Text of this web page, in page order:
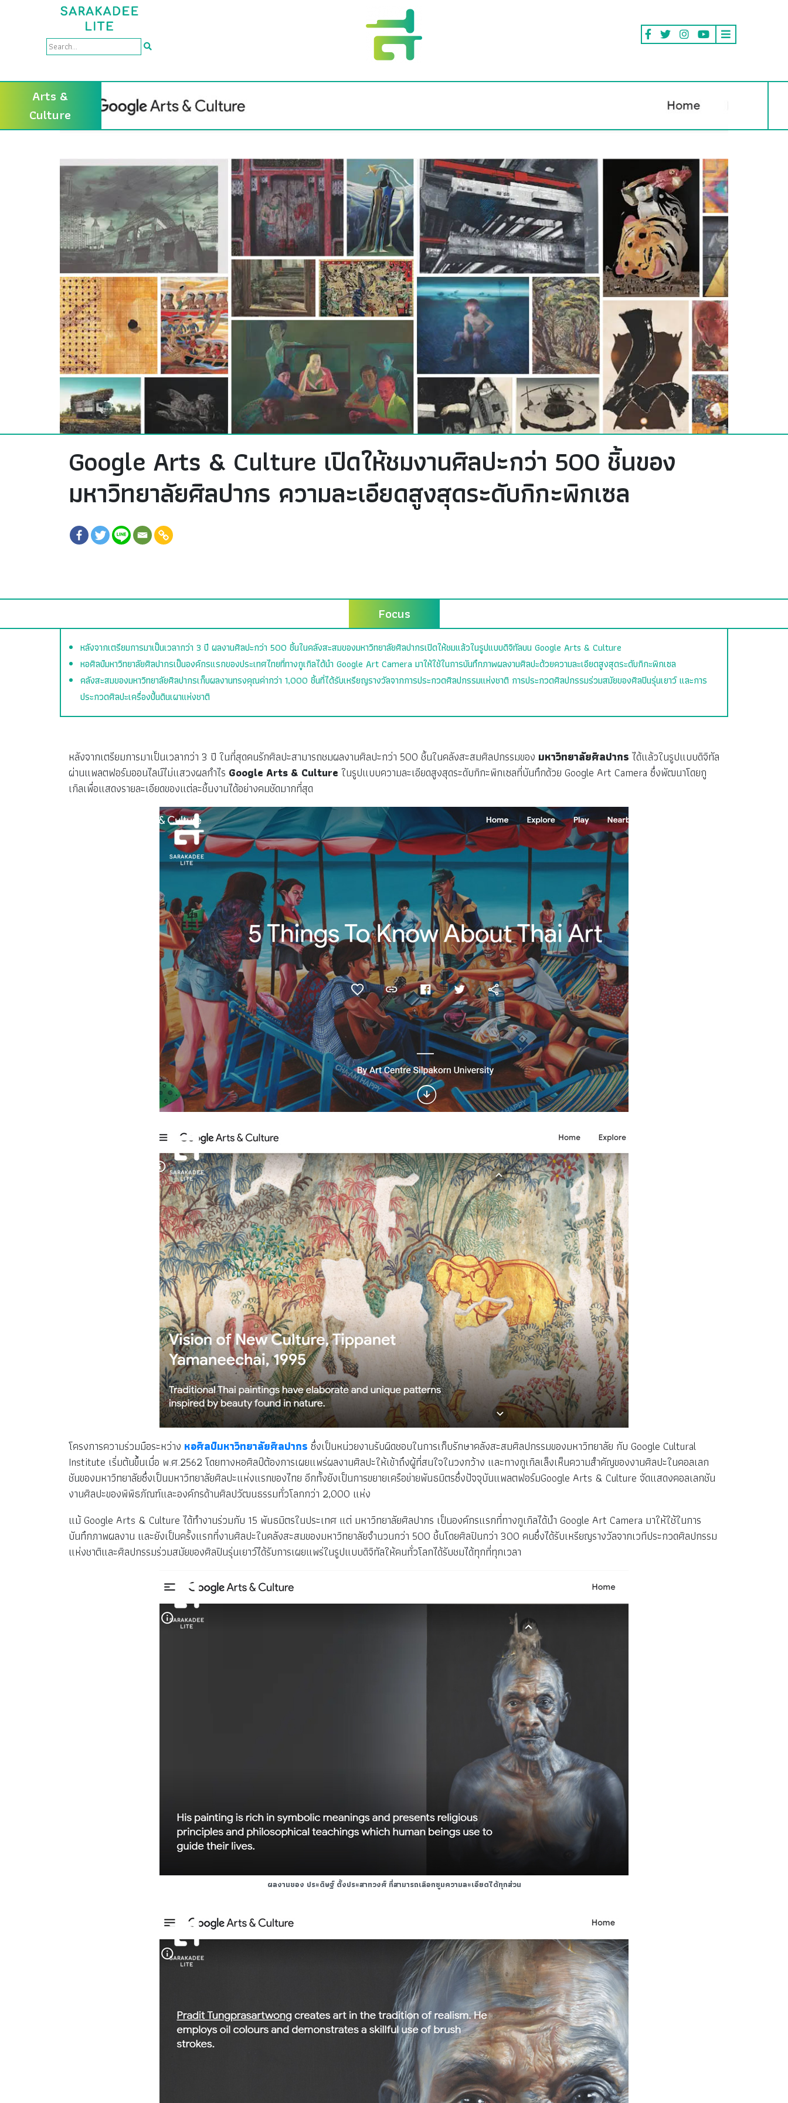
Arts &
Culture
Google Arts & Culture เปิดให้ชมงานศิลปะกว่า 500 ชิ้นของ
มหาวิทยาลัยศิลปากร ความละเอียดสูงสุดระดับกิกะพิกเซล
Focus
หลังจากเตรียมการมาเป็นเวลากว่า 3 ปี ผลงานศิลปะกว่า 500 ชิ้นในคลังสะสมของมหาวิทยาลัยศิลปากรเปิดให้ชมแล้วในรูปแบบดิจิทัลบน Google Arts & Culture
หอศิลป์มหาวิทยาลัยศิลปากรเป็นองค์กรแรกของประเทศไทยที่ทางกูเกิลได้นำ Google Art Camera มาให้ใช้ในการบันทึกภาพผลงานศิลปะด้วยความละเอียดสูงสุดระดับกิกะพิกเซล
คลังสะสมของมหาวิทยาลัยศิลปากรเก็บผลงานทรงคุณค่ากว่า 1,000 ชิ้นที่ได้รับเหรียญรางวัลจากการประกวดศิลปกรรมแห่งชาติ การประกวดศิลปกรรมร่วมสมัยของศิลปินรุ่นเยาว์ และการ
ประกวดศิลปะเครื่องปั้นดินเผาแห่งชาติ
หลังจากเตรียมการมาเป็นเวลากว่า 3 ปี ในที่สุดคนรักศิลปะสามารถชมผลงานศิลปะกว่า 500 ชิ้นในคลังสะสมศิลปกรรมของ มหาวิทยาลัยศิลปากร ได้แล้วในรูปแบบดิจิทัล
ผ่านแพลตฟอร์มออนไลน์ไม่แสวงผลกำไร Google Arts & Culture ในรูปแบบความละเอียดสูงสุดระดับกิกะพิกเซลที่บันทึกด้วย Google Art Camera ซึ่งพัฒนาโดยกู
เกิลเพื่อแสดงรายละเอียดของแต่ละชิ้นงานได้อย่างคมชัดมากที่สุด
โครงการความร่วมมือระหว่าง หอศิลป์มหาวิทยาลัยศิลปากร ซึ่งเป็นหน่วยงานรับผิดชอบในการเก็บรักษาคลังสะสมศิลปกรรมของมหาวิทยาลัย กับ Google Cultural
Institute เริ่มต้นขึ้นเมื่อ พ.ศ.2562 โดยทางหอศิลป์ต้องการเผยแพร่ผลงานศิลปะให้เข้าถึงผู้ที่สนใจในวงกว้าง และทางกูเกิลเล็งเห็นความสำคัญของงานศิลปะในคอลเลก
ชันของมหาวิทยาลัยซึ่งเป็นมหาวิทยาลัยศิลปะแห่งแรกของไทย อีกทั้งยังเป็นการขยายเครือข่ายพันธมิตรซึ่งปัจจุบันแพลตฟอร์มGoogle Arts & Culture จัดแสดงคอลเลกชัน
งานศิลปะของพิพิธภัณฑ์และองค์กรด้านศิลปวัฒนธรรมทั่วโลกกว่า 2,000 แห่ง
แม้ Google Arts & Culture ได้ทำงานร่วมกับ 15 พันธมิตรในประเทศ แต่ มหาวิทยาลัยศิลปากร เป็นองค์กรแรกที่ทางกูเกิลได้นำ Google Art Camera มาให้ใช้ในการ
บันทึกภาพผลงาน และยังเป็นครั้งแรกที่งานศิลปะในคลังสะสมของมหาวิทยาลัยจำนวนกว่า 500 ชิ้นโดยศิลปินกว่า 300 คนซึ่งได้รับเหรียญรางวัลจากเวทีประกวดศิลปกรรม
แห่งชาติและศิลปกรรมร่วมสมัยของศิลปินรุ่นเยาว์ได้รับการเผยแพร่ในรูปแบบดิจิทัลให้คนทั่วโลกได้รับชมได้ทุกที่ทุกเวลา
ผลงานของ ประดิษฐ์ ตั้งประสาทวงศ์ ที่สามารถเลือกซูมความละเอียดได้ทุกส่วน